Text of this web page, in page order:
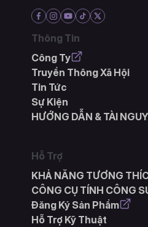
Thông Tin
Công Ty
Truyền Thông Xã Hội
Tin Tức
Sự Kiện
HƯỚNG DẪN & TÀI
Hỗ Trợ
KHẢ NĂNG TƯƠNG
CÔNG CỤ TÍNH CÔNG
Đăng Ký Sản Phẩm
Hỗ Trợ Kỹ Thuật